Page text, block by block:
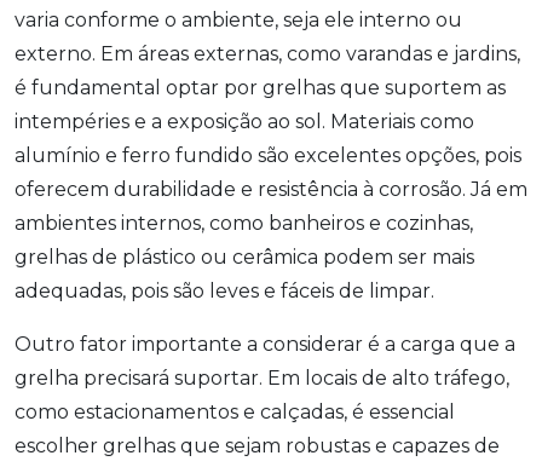
varia conforme o ambiente, seja ele interno ou
externo. Em áreas externas, como varandas e jardins,
é fundamental optar por grelhas que suportem as
intempéries e a exposição ao sol. Materiais como
alumínio e ferro fundido são excelentes opções, pois
oferecem durabilidade e resistência à corrosão. Já em
ambientes internos, como banheiros e cozinhas,
grelhas de plástico ou cerâmica podem ser mais
adequadas, pois são leves e fáceis de limpar.
Outro fator importante a considerar é a carga que a
grelha precisará suportar. Em locais de alto tráfego,
como estacionamentos e calçadas, é essencial
escolher grelhas que sejam robustas e capazes de